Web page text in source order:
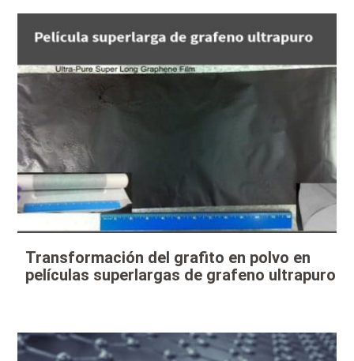
Transformación del grafito en polvo en
películas superlargas de grafeno ultrapuro